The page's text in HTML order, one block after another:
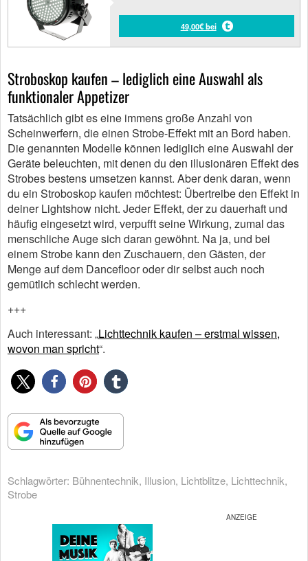
49,00€ bei
Stroboskop kaufen – lediglich eine Auswahl als
funktionaler Appetizer
Tatsächlich gibt es eine immens große Anzahl von
Scheinwerfern, die einen Strobe-Effekt mit an Bord haben.
Die genannten Modelle können lediglich eine Auswahl der
Geräte beleuchten, mit denen du den illusionären Effekt des
Strobes bestens umsetzen kannst. Aber denk daran, wenn
du ein Stroboskop kaufen möchtest: Übertreibe den Effekt in
deiner Lightshow nicht. Jeder Effekt, der zu dauerhaft und
häufig eingesetzt wird, verpufft seine Wirkung, zumal das
menschliche Auge sich daran gewöhnt. Na ja, und bei
einem Strobe kann den Zuschauern, den Gästen, der
Menge auf dem Dancefloor oder dir selbst auch noch
gemütlich schlecht werden.
+++
Auch interessant: „Lichttechnik kaufen – erstmal wissen,
wovon man spricht“.
Schlagwörter: Bühnentechnik, Illusion, Lichtblitze, Lichttechnik,
Strobe